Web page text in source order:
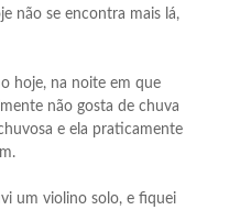
não se encontra mais lá,
hoje, na noite em que
não gosta de chuva
e ela praticamente
um violino solo, e fiquei